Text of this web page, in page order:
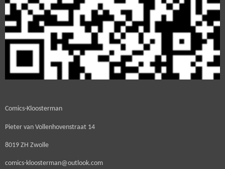
Comics-Kloosterman
Pieter van Vollenhovenstraat 14
8019 ZH Zwolle
comics-kloosterman@outlook.com